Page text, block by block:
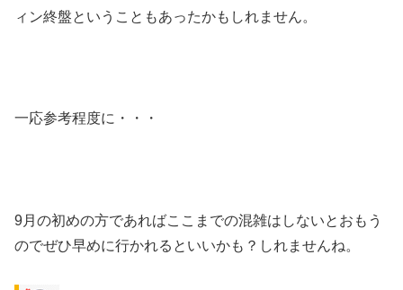
ィン終盤ということもあったかもしれません。
一応参考程度に・・・
9月の初めの方であればここまでの混雑はしないとおもう
のでぜひ早めに行かれるといいかも？しれませんね。